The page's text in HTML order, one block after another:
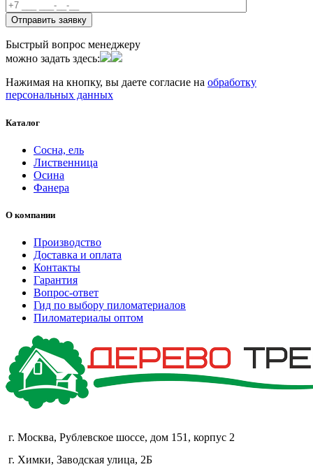
Быстрый вопрос менеджеру
можно задать здесь:
Нажимая на кнопку, вы даете согласие на обработку
персональных данных
Каталог
Сосна, ель
Лиственница
Осина
Фанера
О компании
Производство
Доставка и оплата
Контакты
Гарантия
Вопрос-ответ
Гид по выбору пиломатериалов
Пиломатериалы оптом
г. Москва, Рублевское шоссе, дом 151, корпус 2
г. Химки, Заводская улица, 2Б